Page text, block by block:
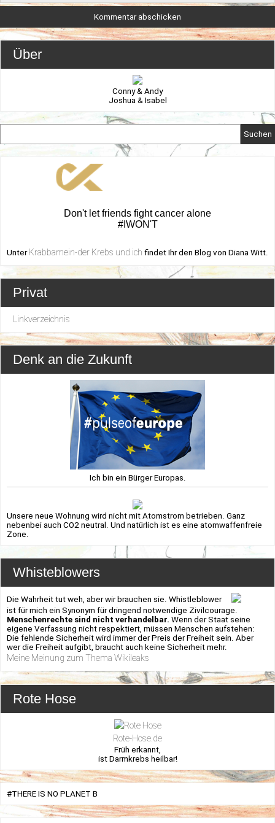
Über
Conny & Andy
Joshua & Isabel
Suchen
Don't let friends fight cancer alone
#IWON'T
Unter Krabbamein-der Krebs und ich findet Ihr den Blog von Diana Witt.
Privat
Linkverzeichnis
Denk an die Zukunft
Ich bin ein Bürger Europas.
Unsere neue Wohnung wird nicht mit Atomstrom betrieben. Ganz
nebenbei auch CO2 neutral. Und natürlich ist es eine atomwaffenfreie
Zone.
Whisteblowers
Die Wahrheit tut weh, aber wir brauchen sie. Whistleblower
ist für mich ein Synonym für dringend notwendige Zivilcourage.
Menschenrechte sind nicht verhandelbar. Wenn der Staat seine
eigene Verfassung nicht respektiert, müssen Menschen aufstehen:
Die fehlende Sicherheit wird immer der Preis der Freiheit sein. Aber
wer die Freiheit aufgibt, braucht auch keine Sicherheit mehr.
Meine Meinung zum Thema Wikileaks
Rote Hose
Rote-Hose.de
Früh erkannt,
ist Darmkrebs heilbar!
#THERE IS NO PLANET B